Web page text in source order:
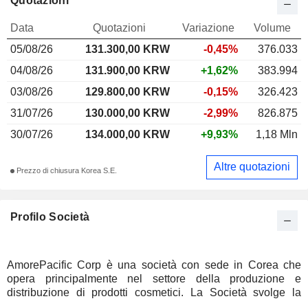
Profilo Società
AmorePacific Corp è una società con sede in Corea che
opera principalmente nel settore della produzione e
distribuzione di prodotti cosmetici. La Società svolge la
Data Quotazioni Variazione
Volume
05/08/26
131.300,00 KRW -0,45%
376.033
04/08/26
131.900,00 KRW +1,62%
383.994
03/08/26
129.800,00 KRW -0,15%
326.423
31/07/26
130.000,00 KRW -2,99%
826.875
30/07/26
134.000,00 KRW +9,93% 1,18 Mln
Prezzo di chiusura Korea S.E. Altre quotazioni